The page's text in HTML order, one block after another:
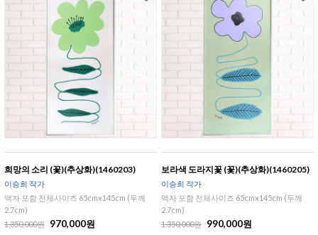
희망의 소리 (꽃)(추상화)(1460203)
이승희 작가
액자 포함 전체사이즈 65cmx145cm (두께
2.7cm)
1,350,000원
970,000원
보라색 도라지꽃 (꽃)(추상화)(1460205)
이승희 작가
액자 포함 전체사이즈 65cmx145cm (두께
2.7cm)
1,350,000원
990,000원